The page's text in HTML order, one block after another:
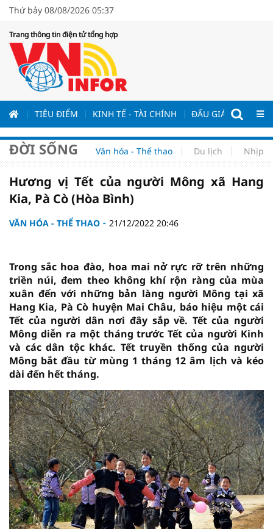
Thứ bảy 08/08/2026 05:37
Trang thông tin điện tử tổng hợp
TIÊU ĐIỂM KINH TẾ - TÀI CHÍNH ĐẤU GIÁ - ĐẤU
ĐỜI SỐNG Văn hóa - Thể thao Du lịch Nhịp
Hương vị Tết của người Mông xã Hang
Kia, Pà Cò (Hòa Bình)
VĂN HÓA - THỂ THAO 21/12/2022 20:46
Trong sắc hoa đào, hoa mai nở rực rỡ trên những
triền núi, đem theo không khí rộn ràng của mùa
xuân đến với những bản làng người Mông tại xã
Hang Kia, Pà Cò huyện Mai Châu, báo hiệu một cái
Tết của người dân nơi đây sắp về. Tết của người
Mông diễn ra một tháng trước Tết của người Kinh
và các dân tộc khác. Tết truyền thống của người
Mông bắt đầu từ mùng 1 tháng 12 âm lịch và kéo
dài đến hết tháng.